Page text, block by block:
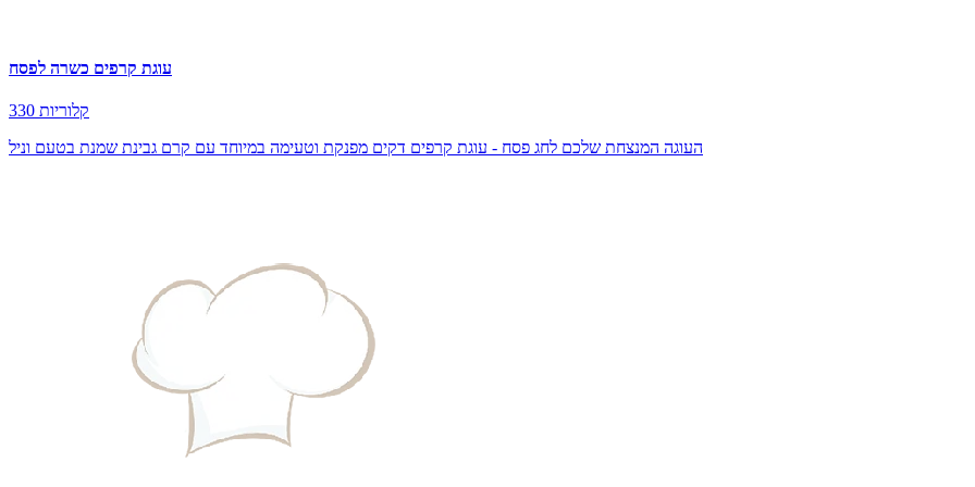
עוגת קרפים כשרה לפסח
330 קלוריות
העוגה המנצחת שלכם לחג פסח - עוגת קרפים דקים מפנקת וטעימה במיוחד עם קרם גבינת שמנת בטעם וניל